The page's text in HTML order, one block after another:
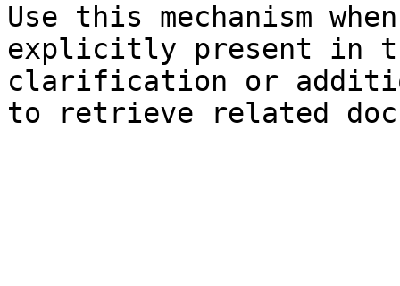
Use this mechanism
explicitly present in
clarification or